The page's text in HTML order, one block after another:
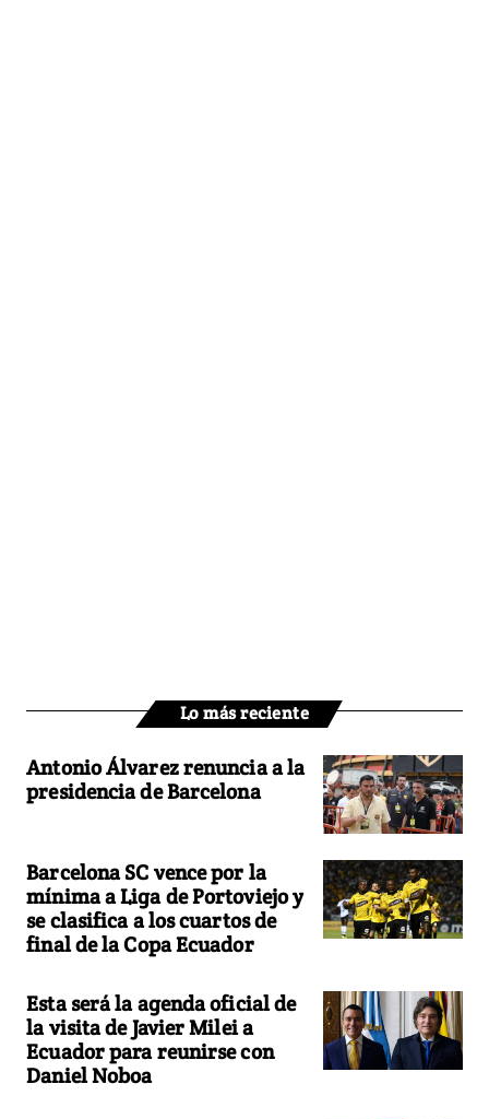
Lo más reciente
Antonio Álvarez renuncia a la
presidencia de Barcelona
Barcelona SC vence por la
mínima a Liga de Portoviejo y
se clasifica a los cuartos de
final de la Copa Ecuador
Esta será la agenda oficial de
la visita de Javier Milei a
Ecuador para reunirse con
Daniel Noboa